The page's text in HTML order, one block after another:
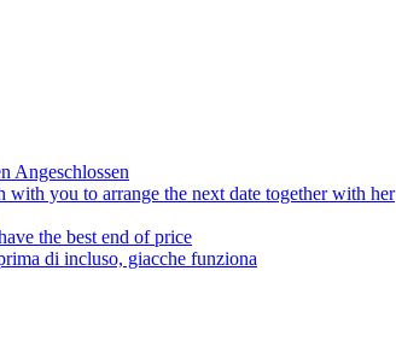
Angeschlossen
you to arrange the next date together with her
the best end of price
di incluso, giacche funziona